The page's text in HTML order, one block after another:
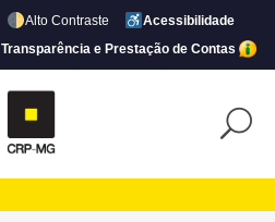
Alto Contraste
Acessibilidade
Transparência e Prestação de Contas